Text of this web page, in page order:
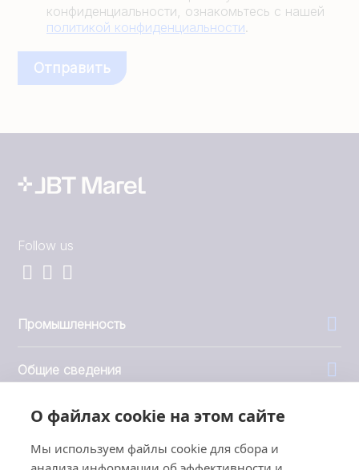
О файлах cookie на этом сайте
Мы используем файлы cookie для сбора и
конфиденциальности, ознакомьтесь с нашей
политикой конфиденциальности.
Follow us
Промышленность
Общие сведения
Компания